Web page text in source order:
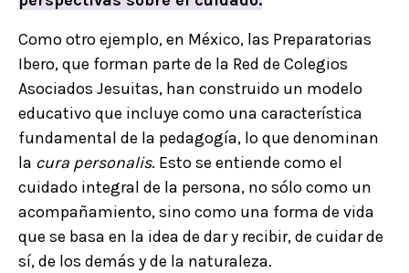
Como otro ejemplo, en México, las Preparatorias
Ibero, que forman parte de la Red de Colegios
Asociados Jesuitas, han construido un modelo
educativo que incluye como una característica
fundamental de la pedagogía, lo que denominan
la cura personalis. Esto se entiende como el
cuidado integral de la persona, no sólo como un
acompañamiento, sino como una forma de vida
que se basa en la idea de dar y recibir, de cuidar de
sí, de los demás y de la naturaleza.